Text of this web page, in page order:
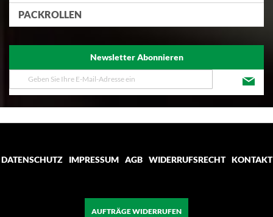
PACKROLLEN
Newsletter Abonnieren
Melden
Sie
unseren
DATENSCHUTZ
IMPRESSUM AGB WIDERRUFSRECHT KONTAKT
AUFTRÄGE WIDERRUFEN